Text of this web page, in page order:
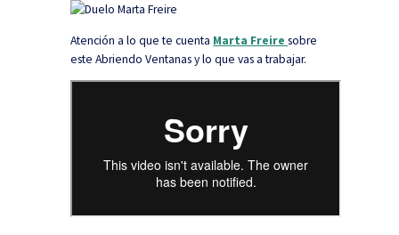
Atención a lo que te cuenta Marta Freiresobre
este Abriendo Ventanas y lo que vas a trabajar.